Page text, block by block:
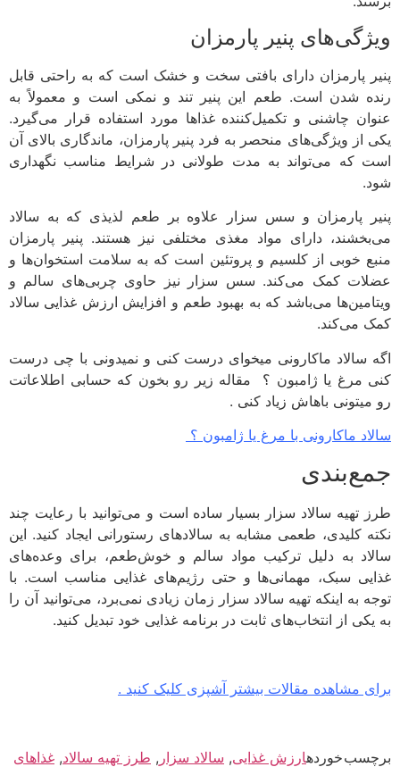
پنیر پارمزان
پارمزان دارای بافتی سخت و خشک است که به راحتی قابل
شدن است. طعم این پنیر تند و نمکی است و معمولاً به
چاشنی و تکمیل‌کننده غذاها مورد استفاده قرار می‌گیرد.
از ویژگی‌های منحصر به فرد پنیر پارمزان، ماندگاری بالای آن
که می‌تواند به مدت طولانی در شرایط مناسب نگهداری
پارمزان و سس سزار علاوه بر طعم لذیذی که به سالاد
دارای مواد مغذی مختلفی نیز هستند. پنیر پارمزان
خوبی از کلسیم و پروتئین است که به سلامت استخوان‌ها و
کمک می‌کند. سس سزار نیز حاوی چربی‌های سالم و
می‌باشد که به بهبود طعم و افزایش ارزش غذایی سالاد
می‌کند.
سالاد ماکارونی میخوای درست کنی و نمیدونی با چی درست
مرغ یا ژامبون ؟ مقاله زیر رو بخون که حسابی اطلاعاتت
باهاش زیاد کنی .
ماکارونی با مرغ یا ژامبون ؟
تهیه سالاد سزار بسیار ساده است و می‌توانید با رعایت چند
کلیدی، طعمی مشابه به سالادهای رستورانی ایجاد کنید. این
به دلیل ترکیب مواد سالم و خوش‌طعم، برای وعده‌های
سبک، مهمانی‌ها و حتی رژیم‌های غذایی مناسب است. با
به اینکه تهیه سالاد سزار زمان زیادی نمی‌برد، می‌توانید آن را
از انتخاب‌های ثابت در برنامه غذایی خود تبدیل کنید.
مشاهده مقالات بیشتر آشپزی کلیک کنید .
خوردهارزش غذایی,سالاد سزار,طرز تهیه سالاد,غذاهای